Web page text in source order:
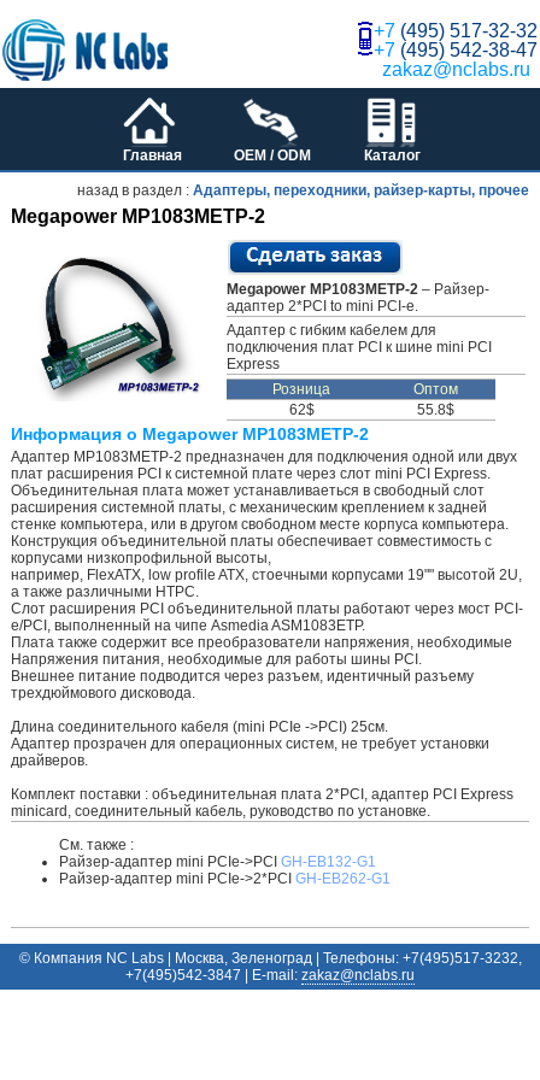
+7 (495) 517-32-32
+7 (495) 542-38-47
zakaz@nclabs.ru
Главная OEM / ODM Каталог
назад в раздел :Адаптеры, переходники, райзер-карты, прочее
Megapower MP1083METP-2
Megapower MP1083METP-2– Райзер-
адаптер 2*PCI to mini PCI-e.
Адаптер с гибким кабелем для
подключения плат PCI к шине mini PCI
Express
Розница
Оптом
62$
55.8$
Информация о Megapower MP1083METP-2
Адаптер MP1083METP-2 предназначен для подключения одной или двух
плат расширения PCI к системной плате через слот mini PCI Express.
Объединительная плата может устанавливаеться в свободный слот
расширения системной платы, с механическим креплением к задней
стенке компьютера, или в другом свободном месте корпуса компьютера.
Конструкция объединительной платы обеспечивает совместимость с
корпусами низкопрофильной высоты,
например, FlexATX, low profile ATX, стоечными корпусами 19"" высотой 2U,
а также различными HTPC.
Cлот расширения PCI объединительной платы работают через мост PCI-
e/PCI, выполненный на чипе Asmedia ASM1083ETP.
Плата также содержит все преобразователи напряжения, необходимые
Напряжения питания, необходимые для работы шины PCI.
Внешнее питание подводится через разъем, идентичный разъему
трехдюймового дисковода.
Длина соединительного кабеля (mini PCIe ->PCI) 25cм.
Адаптер прозрачен для операционных систем, не требует установки
драйверов.
Комплект поставки : объединительная плата 2*PCI, адаптер PCI Express
minicard, cоединительный кабель, руководство по установке.
См. также :
Райзер-адаптер mini PCIe->PCI GH-EB132-G1
Райзер-адаптер mini PCIe->2*PCI GH-EB262-G1
© Компания NC Labs | Москва, Зеленоград | Телефоны: +7(495)517-3232,
+7(495)542-3847 | E-mail: ur.sbalcn@zakaz